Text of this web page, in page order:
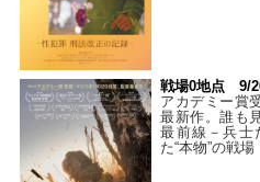
戦場0地点 9/
アカデミー賞
最新作。誰も
最前線－兵士
た“本物”の戦場